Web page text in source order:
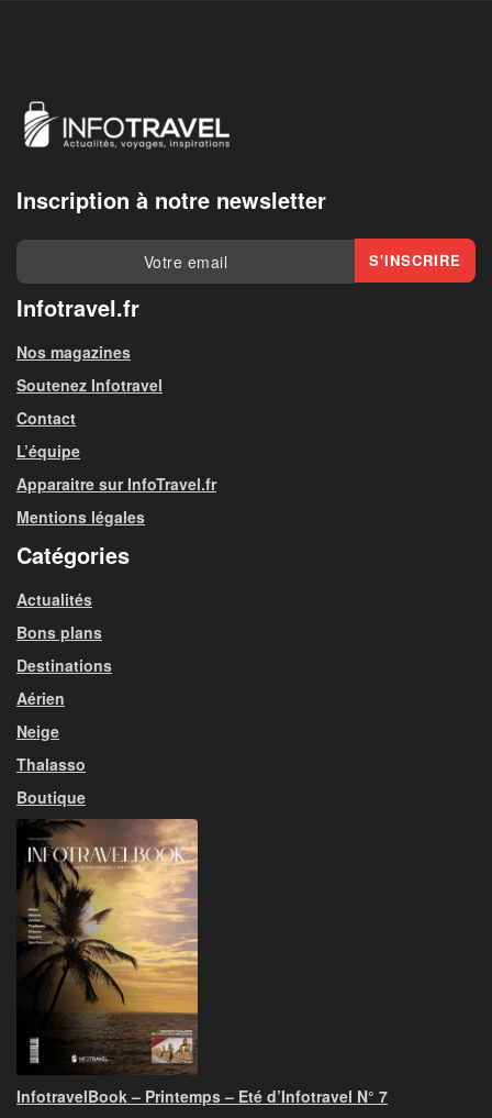
Inscription à notre newsletter
Infotravel.fr
Nos magazines
Soutenez Infotravel
Contact
L’équipe
Apparaitre sur InfoTravel.fr
Mentions légales
Catégories
Actualités
Bons plans
Destinations
Aérien
Neige
Thalasso
Boutique
InfotravelBook – Printemps – Eté d’Infotravel N° 7